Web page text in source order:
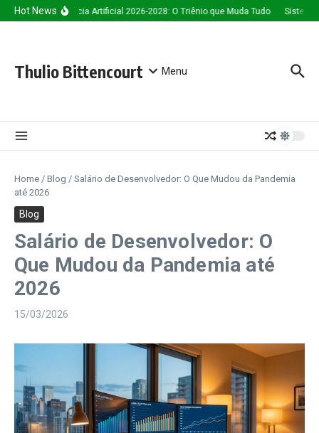
Ir para o conteúdo
Hot NewsInteligência Artificial 2026-2028: O Triênio que Muda Tudo Sistema
Thulio Bittencourt Menu
Home / Blog / Salário de Desenvolvedor: O Que Mudou da Pandemia
até 2026
Blog
Salário de Desenvolvedor: O
Que Mudou da Pandemia até
2026
15/03/2026